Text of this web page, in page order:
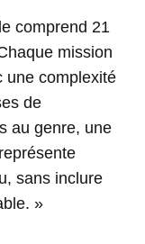
comprend 21
mission
une complexité
de
au genre, une
sans inclure
»